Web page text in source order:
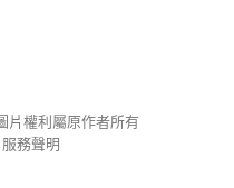
片權利屬原作者所有
服務聲明